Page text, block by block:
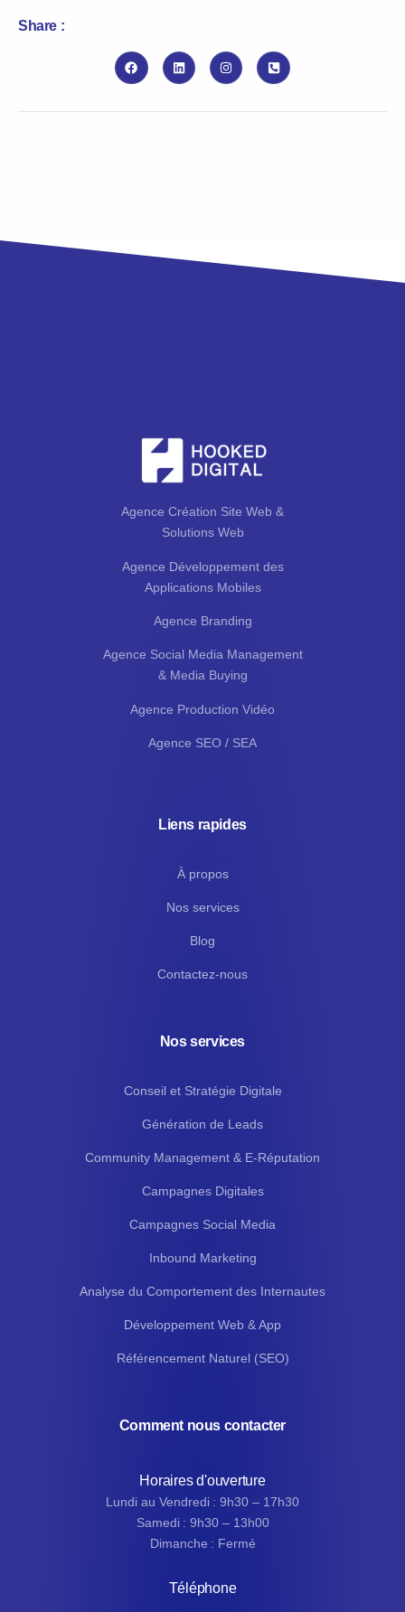
Share :
Agence Création Site Web &
Solutions Web
Agence Développement des
Applications Mobiles
Agence Branding
Agence Social Media Management
& Media Buying
Agence Production Vidéo
Agence SEO / SEA
Liens rapides
À propos
Nos services
Blog
Contactez-nous
Nos services
Conseil et Stratégie Digitale
Génération de Leads
Community Management & E-Réputation
Campagnes Digitales
Campagnes Social Media
Inbound Marketing
Analyse du Comportement des Internautes
Développement Web & App
Référencement Naturel (SEO)
Comment nous contacter
Horaires d'ouverture
Lundi au Vendredi : 9h30 – 17h30
Samedi : 9h30 – 13h00
Dimanche : Fermé
Téléphone